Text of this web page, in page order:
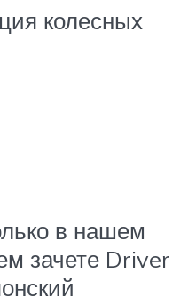
колесных
в нашем
зачете Driver